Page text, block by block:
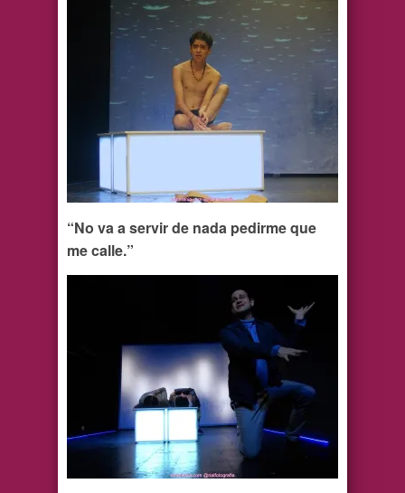
“No va a servir de nada pedirme que
me calle.”